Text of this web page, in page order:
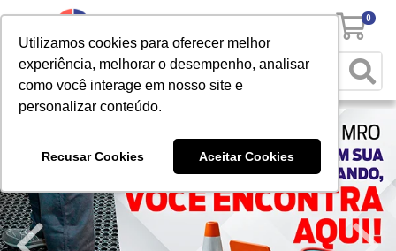
Utilizamos cookies para oferecer melhor
experiência, melhorar o desempenho, analisar
como você interage em nosso site e
personalizar conteúdo.
Recusar Cookies Aceitar Cookies
0